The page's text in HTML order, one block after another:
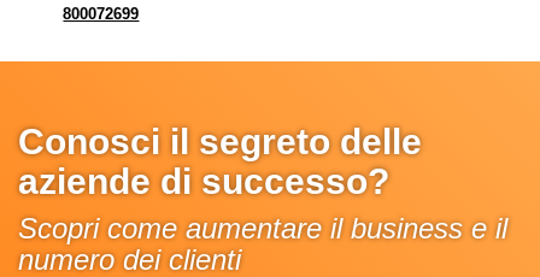
800072699
Conosci il segreto delle
aziende di successo?
Scopri come aumentare il business e il
numero dei clienti